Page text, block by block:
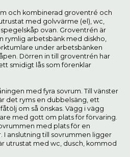
och kombinerad groventré och
med golvvärme (el), wc,
ovan. Groventrén är
rymlig arbetsbänk med diskho,
under arbetsbänken
Dörren in till groventrén har
smidigt lås som förenklar
med fyra sovrum. Till vänster
det ryms en dubbelsäng, ett
om så önskas. Vägg i vägg
med gott om plats för förvaring.
med plats för en
anslutning till sovrummen ligger
utrustat med wc, dusch, kommod